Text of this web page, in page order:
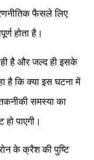
फैसले लिए
होता है।
है और जल्द ही इसके
है कि क्या इस घटना में
समस्या का
पाएगी।
के क्रैश की पुष्टि